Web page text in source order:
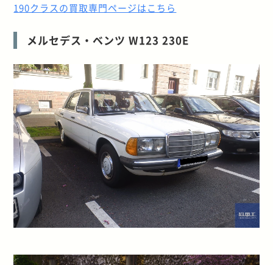
190クラスの買取専門ページはこちら
メルセデス・ベンツ W123 230E